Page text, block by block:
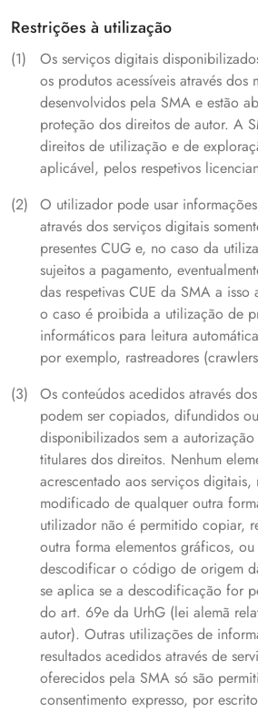
Restrições à utilização
Os serviços digitais
os produtos acessíveis através dos
desenvolvidos pela SMA e estão
proteção dos direitos de autor. A
direitos de utilização e de
aplicável, pelos respetivos
O utilizador pode usar
através dos serviços digitais
presentes CUG e, no caso da
sujeitos a pagamento,
das respetivas CUE da SMA a
o caso é proibida a utilização de
informáticos para leitura
por exemplo, rastreadores
Os conteúdos acedidos através
podem ser copiados, difundidos
disponibilizados sem a
titulares dos direitos. Nenhum
acrescentado aos serviços
modificado de qualquer outra
utilizador não é permitido copiar,
outra forma elementos gráficos, ou
descodificar o código de origem
se aplica se a descodificação for
do art. 69e da UrhG (lei alemã
autor). Outras utilizações de
resultados acedidos através de
oferecidos pela SMA só são
consentimento expresso, por